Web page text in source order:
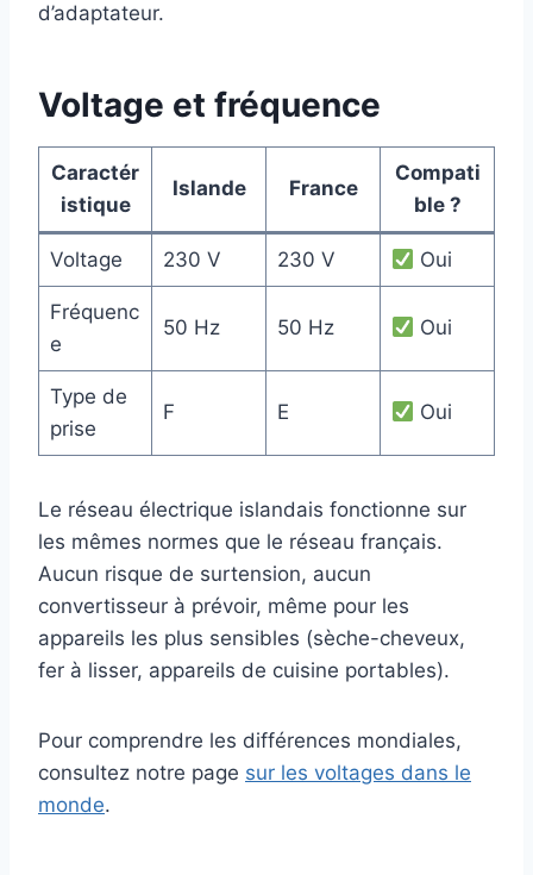
d’adaptateur.
Voltage et fréquence
Caractér
istique
Islande France
Compati
ble ?
Voltage 230 V 230 V Oui
Fréquenc
e
50 Hz 50 Hz Oui
Type de
prise
F E Oui
Le réseau électrique islandais fonctionne sur
les mêmes normes que le réseau français.
Aucun risque de surtension, aucun
convertisseur à prévoir, même pour les
appareils les plus sensibles (sèche-cheveux,
fer à lisser, appareils de cuisine portables).
Pour comprendre les différences mondiales,
consultez notre page sur les voltages dans le
monde.